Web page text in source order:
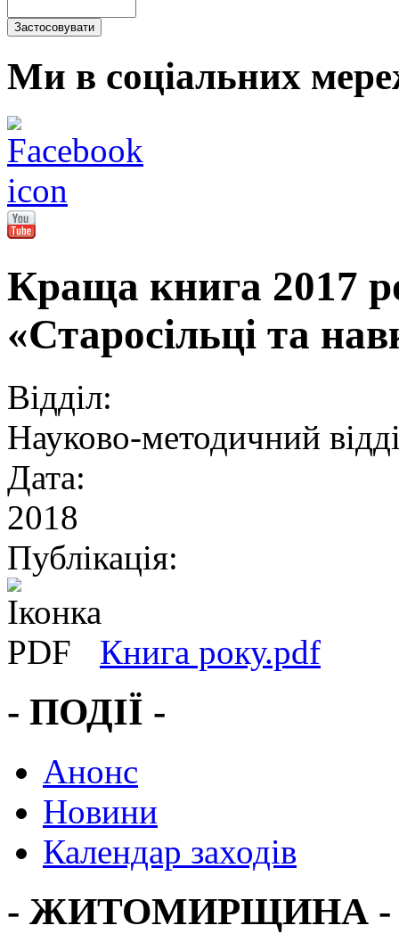
Ми в соціальних
Краща книга 2017
«Старосільці та
Відділ:
Науково-методичний
Дата:
2018
Публікація:
Книга року.pdf
- ПОДІЇ -
Анонс
Новини
Календар заходів
- ЖИТОМИРЩИНА -